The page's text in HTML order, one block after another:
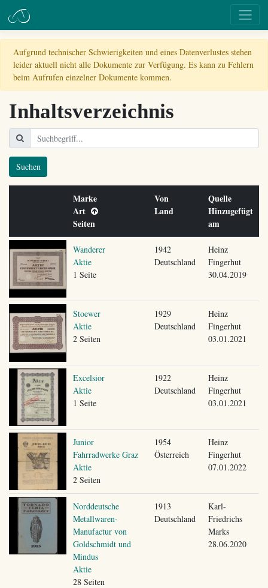
Aufgrund technischer Schwierigkeiten und eines Datenverlustes stehen
leider aktuell nicht alle Dokumente zur Verfügung. Es kann zu Fehlern
beim Aufrufen einzelner Dokumente kommen.
Inhaltsverzeichnis
Suchen
Marke
Art
Seiten
Von
Land
Quelle
Hinzugefügt
am
Wanderer
Aktie
1 Seite
1942
Deutschland
Heinz
Fingerhut
30.04.2019
Stoewer
Aktie
2 Seiten
1929
Deutschland
Heinz
Fingerhut
03.01.2021
Excelsior
Aktie
1 Seite
1922
Deutschland
Heinz
Fingerhut
03.01.2021
Junior
Fahrradwerke Graz
Aktie
2 Seiten
1954
Österreich
Heinz
Fingerhut
07.01.2022
Norddeutsche
Metallwaren-
Manufactur von
Goldschmidt und
Mindus
Aktie
28 Seiten
1913
Deutschland
Karl-
Friedrichs
Marks
28.06.2020